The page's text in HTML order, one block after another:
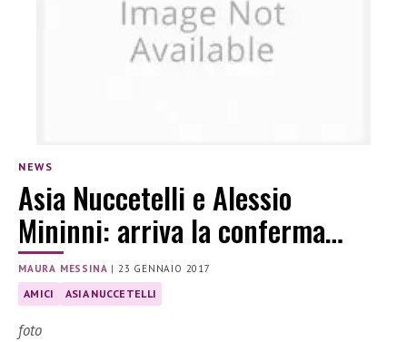
NEWS
Asia Nuccetelli e Alessio
Mininni: arriva la conferma…
MAURA MESSINA | 23 GENNAIO 2017
AMICI ASIA NUCCETELLI
foto